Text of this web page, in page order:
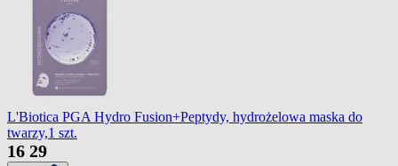
L'Biotica PGA Hydro Fusion+Peptydy, hydrożelowa maska do
twarzy,1 szt.
16 29